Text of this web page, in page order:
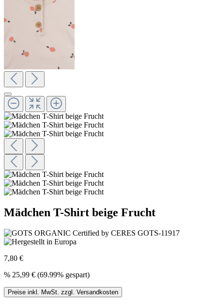
Mädchen T-Shirt beige Frucht
7,80 €
% 25,99 € (69.99% gespart)
Preise inkl. MwSt. zzgl. Versandkosten